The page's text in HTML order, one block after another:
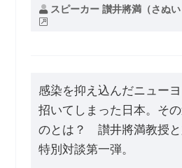
スピーカー 讃井將満（さぬ
感染を抑え込んだニュー
招いてしまった日本。そ
のとは？ 讃井將満教授
特別対談第一弾。